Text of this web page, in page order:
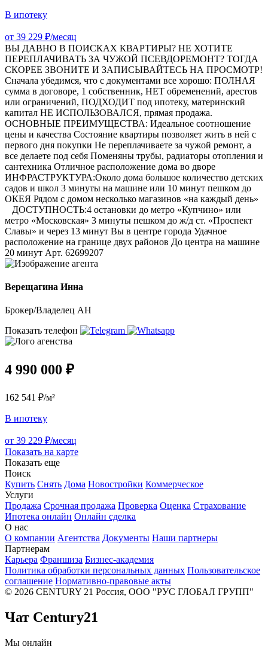
В ипотеку
от 39 229 ₽/месяц
ВЫ ДАВНО В ПОИСКАХ КВАРТИРЫ? НЕ ХОТИТЕ
ПЕРЕПЛАЧИВАТЬ ЗА ЧУЖОЙ ПСЕВДОРЕМОНТ? ТОГДА
СКОРЕЕ ЗВОНИТЕ И ЗАПИСЫВАЙТЕСЬ НА ПРОСМОТР!
Сначала убедимся, что с документами все хорошо: ПОЛНАЯ
сумма в договоре, 1 собственник, НЕТ обременений, арестов
или ограничений, ПОДХОДИТ под ипотеку, материнский
капитал НЕ ИСПОЛЬЗОВАЛСЯ, прямая продажа.
ОСНОВНЫЕ ПРЕИМУЩЕСТВА: Идеальное соотношение
цены и качества Состояние квартиры позволяет жить в ней с
первого дня покупки Не переплачиваете за чужой ремонт, а
все делаете под себя Поменяны трубы, радиаторы отопления и
сантехника Отличное расположение дома во дворе
ИНФРАСТРУКТУРА:Около дома большое количество детских
садов и школ 3 минуты на машине или 10 минут пешком до
ОКЕЯ Рядом с домом несколько магазинов «на каждый день»
ДОСТУПНОСТЬ:4 остановки до метро «Купчино» или
метро «Московская» 3 минуты пешком до ж/д ст. «Проспект
Славы» и через 13 минут Вы в центре города Удачное
расположение на границе двух районов До центра на машине
20 минут Арт. 62699207
Верещагина Инна
Брокер/Владелец АН
Показать телефон
4 990 000 ₽
162 541 ₽/м²
В ипотеку
от 39 229 ₽/месяц
Показать на карте
Показать еще
Поиск
Купить Снять Дома Новостройки Коммерческое
Услуги
Продажа Срочная продажа Проверка Оценка Страхование
Ипотека онлайн Онлайн сделка
О нас
О компании Агентства Документы Наши партнеры
Партнерам
Карьера Франшиза Бизнес-академия
Политика обработки персональных данных Пользовательское
соглашение Нормативно-правовые акты
© 2026 CENTURY 21 Россия, ООО "РУС ГЛОБАЛ ГРУПП"
Чат Century21
Мы онлайн